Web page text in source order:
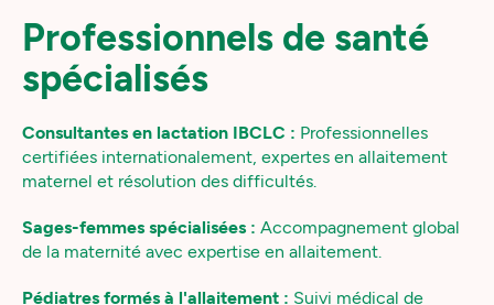
Professionnels de santé
spécialisés
Consultantes en lactation IBCLC : Professionnelles
certifiées internationalement, expertes en allaitement
maternel et résolution des difficultés.
Sages-femmes spécialisées : Accompagnement global
de la maternité avec expertise en allaitement.
Pédiatres formés à l'allaitement : Suivi médical de